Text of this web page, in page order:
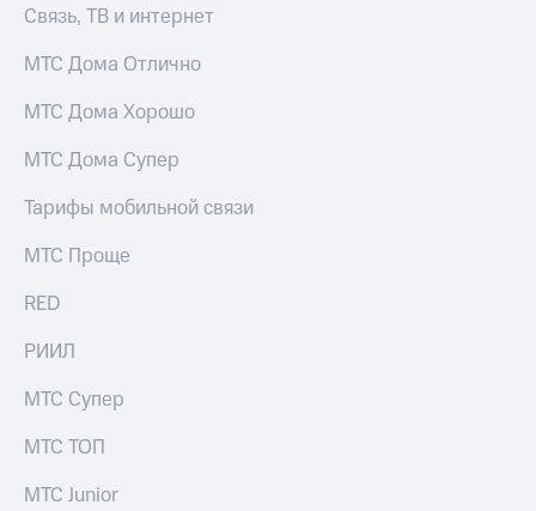
Связь, ТВ и интернет
МТС Дома Отлично
МТС Дома Хорошо
МТС Дома Супер
Тарифы мобильной связи
МТС Проще
RED
РИИЛ
МТС Супер
МТС ТОП
МТС Junior